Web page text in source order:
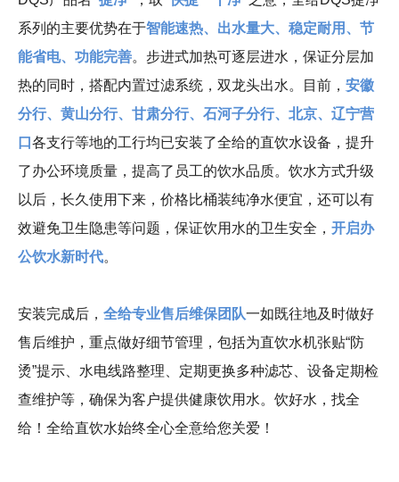
系列的主要优势在于智能速热、出水量大、稳定耐用、节
能省电、功能完善。步进式加热可逐层进水，保证分层加
热的同时，搭配内置过滤系统，双龙头出水。目前， 安徽
分行、黄山分行、甘肃分行、石河子分行、北京、辽宁营
口 各支行等地的工行均已安装了全给的直饮水设备，提升
了办公环境质量，提高了员工的饮水品质。饮水方式升级
以后，长久使用下来，价格比桶装纯净水便宜，还可以有
效避免卫生隐患等问题，保证饮用水的卫生安全， 开启办
公饮水新时代。
安装完成后， 全给专业售后维保团队一如既往地及时做好
售后维护，重点做好细节管理，包括为直饮水机张贴“防
烫”提示、水电线路整理、定期更换多种滤芯、设备定期检
查维护等，确保为客户提供健康饮用水。饮好水，找全
给！全给直饮水始终全心全意给您关爱！